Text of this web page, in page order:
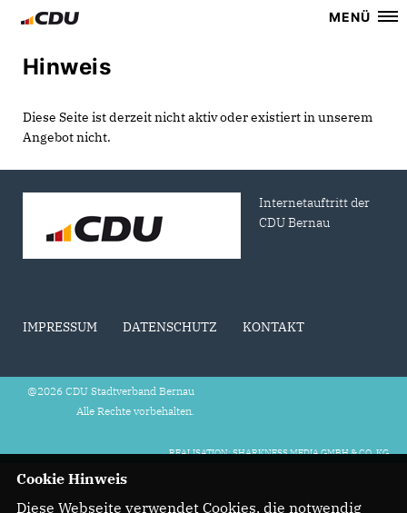
MENÜ
Hinweis
Diese Seite ist derzeit nicht aktiv oder existiert in unserem
Angebot nicht.
Internetauftritt der
CDU Bernau
IMPRESSUM DATENSCHUTZ KONTAKT
@2026 CDU Stadtverband Bernau
Alle Rechte vorbehalten.
REALISATION: SHARKNESS MEDIA GMBH & CO. KG
Cookie Hinweis
Diese Webseite verwendet Cookies, die notwendig